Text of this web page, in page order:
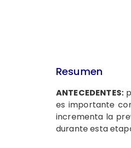
Resumen
ANTECEDENTES:
es importante
incrementa la
durante esta